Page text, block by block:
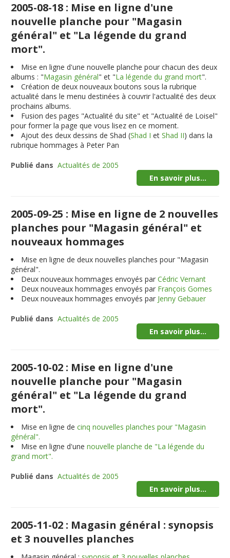
2005-08-18 : Mise en ligne d'une
nouvelle planche pour "Magasin
général" et "La légende du grand
mort".
Mise en ligne d'une nouvelle planche pour chacun des deux
albums : "Magasin général" et "La légende du grand mort".
Création de deux nouveaux boutons sous la rubrique
actualité dans le menu destinées à couvrir l'actualité des deux
prochains albums.
Fusion des pages "Actualité du site" et "Actualité de Loisel"
pour former la page que vous lisez en ce moment.
Ajout des deux dessins de Shad (Shad I etShad II) dans la
rubrique hommages à Peter Pan
Publié dans Actualités de 2005
En savoir plus...
2005-09-25 : Mise en ligne de 2 nouvelles
planches pour "Magasin général" et
nouveaux hommages
Mise en ligne de deux nouvelles planches pour "Magasin
général".
Deux nouveaux hommages envoyés parCédric Vernant
Deux nouveaux hommages envoyés par François Gomes
Deux nouveaux hommages envoyés par Jenny Gebauer
Publié dans Actualités de 2005
En savoir plus...
2005-10-02 : Mise en ligne d'une
nouvelle planche pour "Magasin
général" et "La légende du grand
mort".
Mise en ligne decinq nouvelles planches pour "Magasin
général".
Mise en ligne d'unenouvelle planche de "La légende du
grand mort".
Publié dans Actualités de 2005
En savoir plus...
2005-11-02 : Magasin général : synopsis
et 3 nouvelles planches